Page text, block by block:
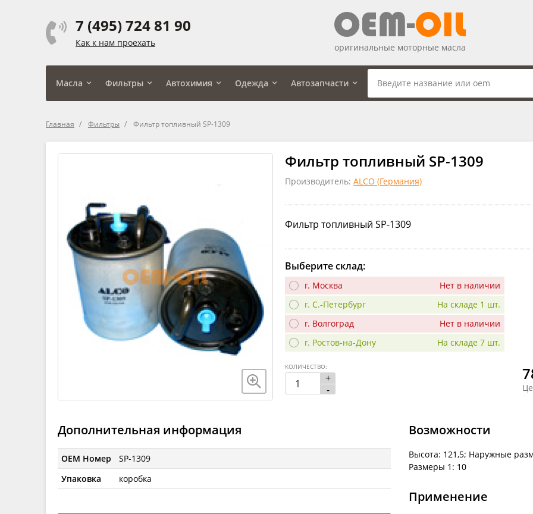
7 (495) 724 81 90
Как к нам проехать оригинальные моторные масла
Масла Фильтры Автохимия Одежда Автозапчасти
Главная Фильтры Фильтр топливный SP-1309
Фильтр топливный SP-1309
Производитель: ALCO (Германия)
Фильтр топливный SP-1309
Выберите склад:
г. Москва
Нет в наличии
г. С.-Петербург
На складе 1 шт.
г. Волгоград
Нет в наличии
г. Ростов-на-Дону
На складе 7 шт.
+
-
КОЛИЧЕСТВО:
Дополнительная информация
OEM Номер
SP-1309
Упаковка
коробка
Возможности
Высота: 121,5; Наружные
Размеры 1: 10
Применение